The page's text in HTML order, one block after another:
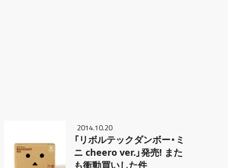
2014.10.20
「リボルテックダンボー・ミ
ニ cheero ver.」発売! また
も衝動買いした件